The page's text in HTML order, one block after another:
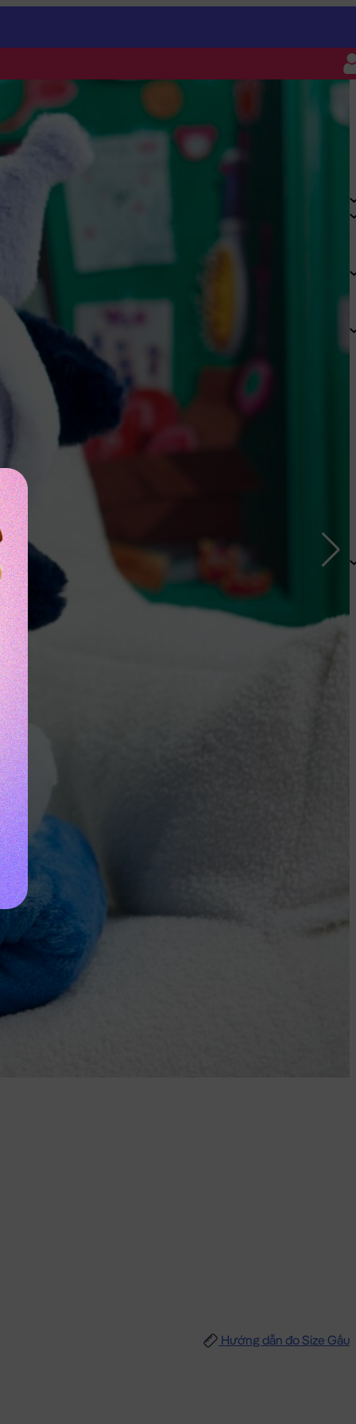
Hướng dẫn đo Size Gấu